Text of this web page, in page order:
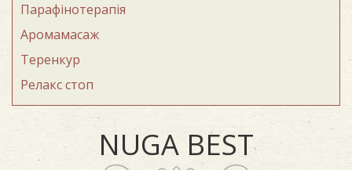
Парафінотерапія
Аромамасаж
Теренкур
Релакс стоп
NUGA BEST